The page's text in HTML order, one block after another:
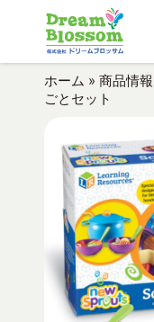
ホーム » 商品情報
ごとセット